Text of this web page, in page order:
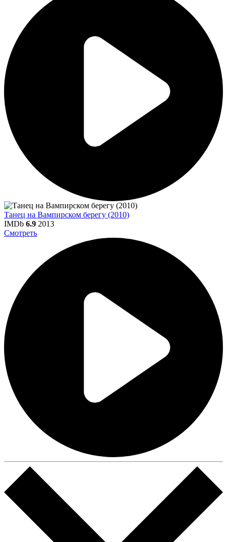
Танец на Вампирском берегу (2010)
IMDb 6.9 2013
Смотреть